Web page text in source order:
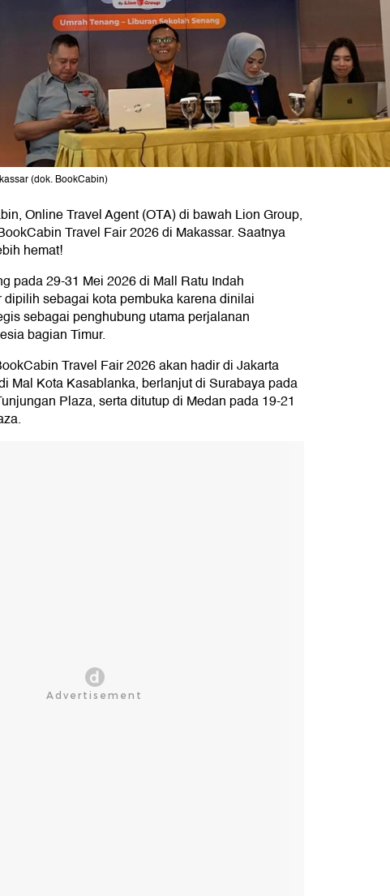
(dok. BookCabin)
Online Travel Agent (OTA) di bawah Lion Group,
Travel Fair 2026 di Makassar. Saatnya
hemat!
pada 29-31 Mei 2026 di Mall Ratu Indah
dipilih sebagai kota pembuka karena dinilai
sebagai penghubung utama perjalanan
bagian Timur.
Travel Fair 2026 akan hadir di Jakarta
Mal Kota Kasablanka, berlanjut di Surabaya pada
Plaza, serta ditutup di Medan pada 19-21